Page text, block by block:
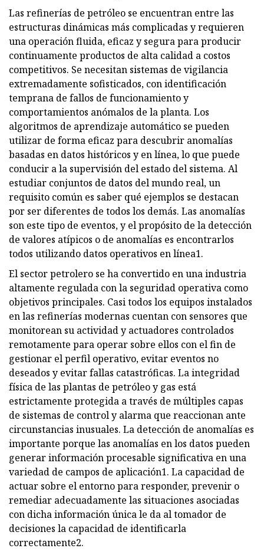
Las refinerías de petróleo se encuentran entre las
estructuras dinámicas más complicadas y requieren
una operación fluida, eficaz y segura para producir
continuamente productos de alta calidad a costos
competitivos. Se necesitan sistemas de vigilancia
extremadamente sofisticados, con identificación
temprana de fallos de funcionamiento y
comportamientos anómalos de la planta. Los
algoritmos de aprendizaje automático se pueden
utilizar de forma eficaz para descubrir anomalías
basadas en datos históricos y en línea, lo que puede
conducir a la supervisión del estado del sistema. Al
estudiar conjuntos de datos del mundo real, un
requisito común es saber qué ejemplos se destacan
por ser diferentes de todos los demás. Las anomalías
son este tipo de eventos, y el propósito de la detección
de valores atípicos o de anomalías es encontrarlos
todos utilizando datos operativos en línea1.
El sector petrolero se ha convertido en una industria
altamente regulada con la seguridad operativa como
objetivos principales. Casi todos los equipos instalados
en las refinerías modernas cuentan con sensores que
monitorean su actividad y actuadores controlados
remotamente para operar sobre ellos con el fin de
gestionar el perfil operativo, evitar eventos no
deseados y evitar fallas catastróficas. La integridad
física de las plantas de petróleo y gas está
estrictamente protegida a través de múltiples capas
de sistemas de control y alarma que reaccionan ante
circunstancias inusuales. La detección de anomalías es
importante porque las anomalías en los datos pueden
generar información procesable significativa en una
variedad de campos de aplicación1. La capacidad de
actuar sobre el entorno para responder, prevenir o
remediar adecuadamente las situaciones asociadas
con dicha información única le da al tomador de
decisiones la capacidad de identificarla
correctamente2.